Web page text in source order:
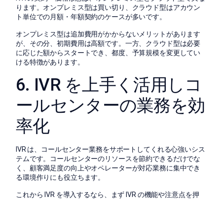
ります。オンプレミス型は買い切り、クラウド型はアカウン
ト単位での月額・年額契約のケースが多いです。
オンプレミス型は追加費用がかからないメリットがあります
が、その分、初期費用は高額です。一方、クラウド型は必要
に応じた額からスタートでき、都度、予算規模を変更してい
ける特徴があります。
6. IVR を上手く活用しコ
ールセンターの業務を効
率化
IVR は、コールセンター業務をサポートしてくれる心強いシス
テムです。コールセンターのリソースを節約できるだけでな
く、顧客満足度の向上やオペレーターが対応業務に集中でき
る環境作りにも役立ちます。
これから IVR を導入するなら、まず IVR の機能や注意点を押